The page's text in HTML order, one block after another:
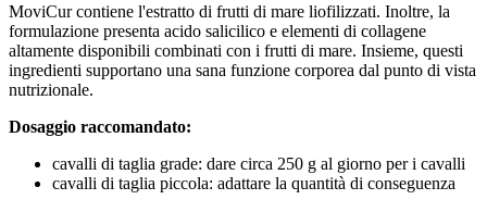
MoviCur contiene l'estratto di frutti di mare liofilizzati. Inoltre, la
formulazione presenta acido salicilico e elementi di collagene
altamente disponibili combinati con i frutti di mare. Insieme, questi
ingredienti supportano una sana funzione corporea dal punto di vista
nutrizionale.
Dosaggio raccomandato:
cavalli di taglia grade: dare circa 250 g al giorno per i cavalli
cavalli di taglia piccola: adattare la quantità di conseguenza